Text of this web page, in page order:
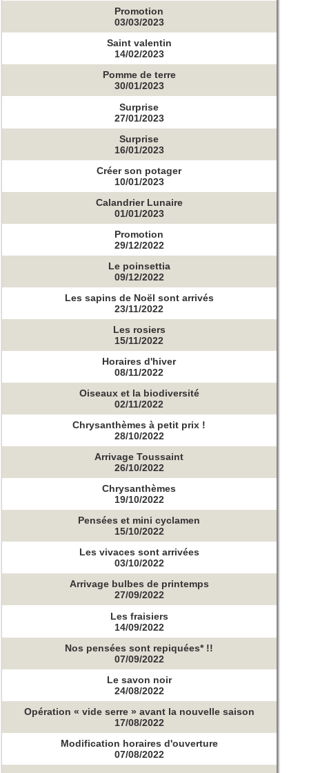
Promotion
03/03/2023
Saint valentin
14/02/2023
Pomme de terre
30/01/2023
Surprise
27/01/2023
Surprise
16/01/2023
Créer son potager
10/01/2023
Calandrier Lunaire
01/01/2023
Promotion
29/12/2022
Le poinsettia
09/12/2022
Les sapins de Noël sont arrivés
23/11/2022
Les rosiers
15/11/2022
Horaires d'hiver
08/11/2022
Oiseaux et la biodiversité
02/11/2022
Chrysanthèmes à petit prix !
28/10/2022
Arrivage Toussaint
26/10/2022
Chrysanthèmes
19/10/2022
Pensées et mini cyclamen
15/10/2022
Les vivaces sont arrivées
03/10/2022
Arrivage bulbes de printemps
27/09/2022
Les fraisiers
14/09/2022
Nos pensées sont repiquées* !!
07/09/2022
Le savon noir
24/08/2022
Opération « vide serre » avant la nouvelle saison
17/08/2022
Modification horaires d'ouverture
07/08/2022